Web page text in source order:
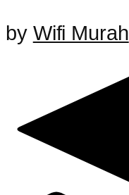
by Wifi Murah